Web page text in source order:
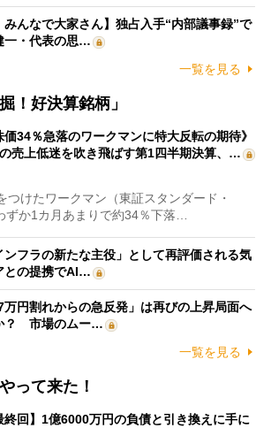
みんなで大家さん】独占入手“内部議事録”で
一・代表の思…
一覧を見る
！好決算銘柄」
価34％急落のワークマンに特大反転の期待》
売上低迷を吹き飛ばす第1四半期決算、…
けたワークマン（東証スタンダード・
ずか1カ月あまりで約34％下落…
ンフラの新たな主役」として再評価される気
の提携でAI…
万円割れからの急反発」は再びの上昇局面へ
？ 市場のムー…
一覧を見る
って来た！
終回】1億6000万円の負債と引き換えに手に